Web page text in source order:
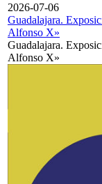
2026-07-06
Guadalajara.
Alfonso X»
Guadalajara.
Alfonso X»